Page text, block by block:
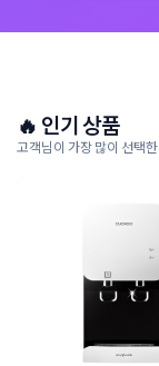
🔥 인기 상품
고객님이 가장 많이 선택